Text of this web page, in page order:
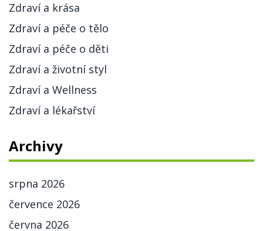
Zdraví a krása
Zdraví a péče o tělo
Zdraví a péče o děti
Zdraví a životní styl
Zdraví a Wellness
Zdraví a lékařství
Archivy
srpna 2026
července 2026
června 2026